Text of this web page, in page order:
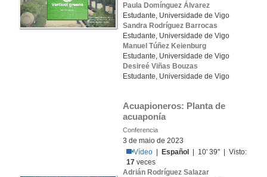
Paula Domínguez Álvarez
Estudante, Universidade de Vigo
Sandra Rodríguez Barrocas
Estudante, Universidade de Vigo
Manuel Túñez Keienburg
Estudante, Universidade de Vigo
Desireé Viñas Bouzas
Estudante, Universidade de Vigo
Acuapioneros: Planta de
acuaponía
Conferencia
3 de maio de 2023
Vídeo
Español
| 10' 39'' | Visto:
17 veces
Adrián Rodríguez Salazar